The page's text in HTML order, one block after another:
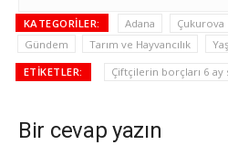
KATEGORILER: Adana Çukurova
Gündem
Tarım ve Hayvancılık
ETIKETLER: Çiftçilerin borçları 6
Bir cevap yazın